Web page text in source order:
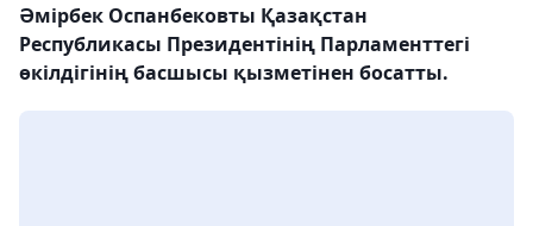
Әмірбек Оспанбековты Қазақстан
Республикасы Президентінің Парламенттегі
өкілдігінің басшысы қызметінен босатты.